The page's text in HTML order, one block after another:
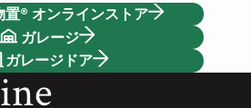
置® オンラインストア
ガレージ
ガレージドア